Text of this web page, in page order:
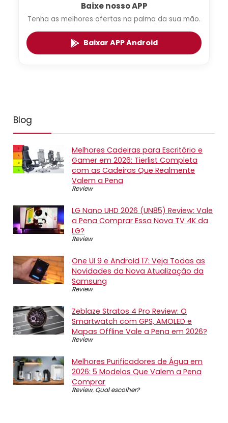
Baixe nosso APP
Tenha as melhores ofertas na palma da sua mão.
Baixar APP Android
Blog
Melhores Cadeiras para Escritório e
Gamer em 2026: Tierlist Completa
com as Cadeiras Que Realmente
Valem a Pena
Review
LG Nano UHD 2026 (UN85) Review: Vale
a Pena Comprar Essa Nova TV 4K da
LG?
Review
One UI 9 e Android 17: Veja Todas as
Novidades da Nova Atualização da
Samsung
Review
Zeblaze Stratos 4 Pro Review: O
Smartwatch com GPS, AMOLED e
Mapas Offline Vale a Pena em 2026?
Review
Melhores Purificadores de Água em
2026: 5 Modelos Que Valem a Pena
Comprar
Review, Qual escolher?